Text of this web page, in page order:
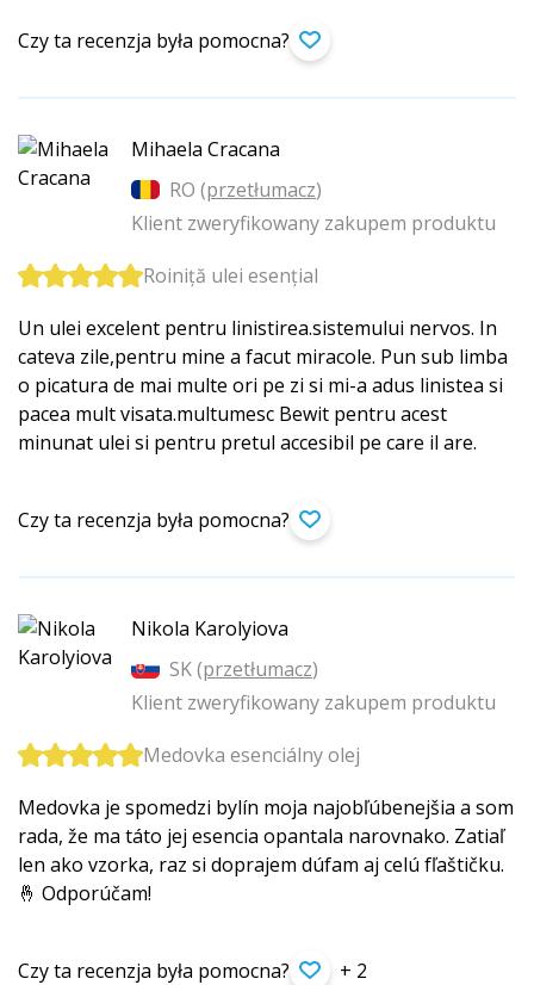
Czy ta recenzja była pomocna?
Mihaela Cracana
RO (przetłumacz)
Klient zweryfikowany zakupem produktu
Roiniță ulei esențial
Un ulei excelent pentru linistirea.sis­temului nervos. In
cateva zile,pentru mine a facut miracole. Pun sub limba
o picatura de mai multe ori pe zi si mi-a adus linistea si
pacea mult visata.multumesc Bewit pentru acest
minunat ulei si pentru pretul accesibil pe care il are.
Czy ta recenzja była pomocna?
Nikola Karolyiova
SK (przetłumacz)
Klient zweryfikowany zakupem produktu
Medovka esenciálny olej
Medovka je spomedzi bylín moja najobľúbenejšia a som
rada, že ma táto jej esencia opantala narovnako. Zatiaľ
len ako vzorka, raz si doprajem dúfam aj celú fľaštičku.
🤞 Odporúčam!
Czy ta recenzja była pomocna? + 2